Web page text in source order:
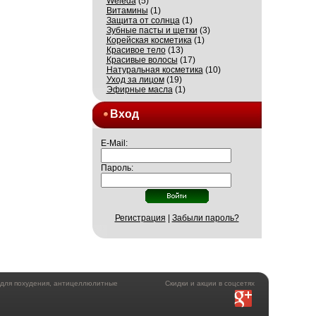
Витамины (1)
Защита от солнца(1)
Зубные пасты и щетки (3)
Корейская косметика(1)
Красивое тело(13)
Красивые волосы (17)
Натуральная косметика(10)
Уход за лицом(19)
Эфирные масла(1)
Вход
E-Mail:
Пароль:
Регистрация Забыли пароль?
Скидки и акции в соцсетях
похудения, антицеллюлитные